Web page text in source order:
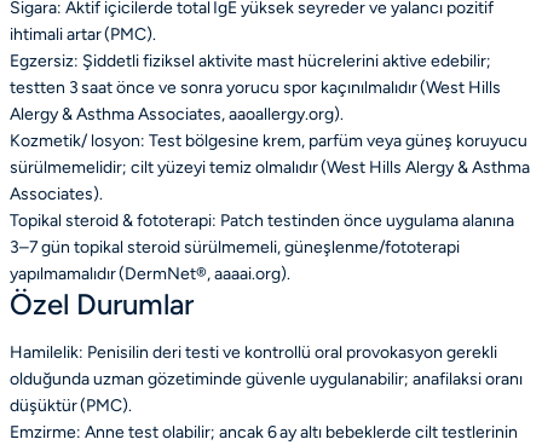
Sigara: Aktif içicilerde total IgE yüksek seyreder ve yalancı pozitif
ihtimali artar (PMC).
Egzersiz: Şiddetli fiziksel aktivite mast hücrelerini aktive edebilir;
testten 3 saat önce ve sonra yorucu spor kaçınılmalıdır (West Hills
Alergy & Asthma Associates, aaoallergy.org).
Kozmetik/ losyon: Test bölgesine krem, parfüm veya güneş koruyucu
sürülmemelidir; cilt yüzeyi temiz olmalıdır (West Hills Alergy & Asthma
Associates).
Topikal steroid & fototerapi: Patch testinden önce uygulama alanına
3–7 gün topikal steroid sürülmemeli, güneşlenme/fototerapi
yapılmamalıdır (DermNet®, aaaai.org).
Özel Durumlar
Hamilelik: Penisilin deri testi ve kontrollü oral provokasyon gerekli
olduğunda uzman gözetiminde güvenle uygulanabilir; anafilaksi oranı
düşüktür (PMC).
Emzirme: Anne test olabilir; ancak 6 ay altı bebeklerde cilt testlerinin